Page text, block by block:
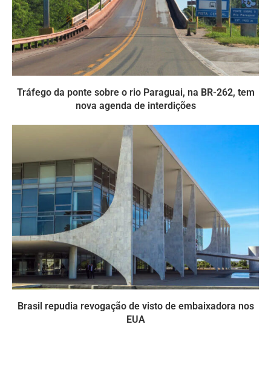
Tráfego da ponte sobre o rio Paraguai, na BR-262, tem
nova agenda de interdições
Brasil repudia revogação de visto de embaixadora nos
EUA